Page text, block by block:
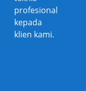
profesional
kepada
klien kami.